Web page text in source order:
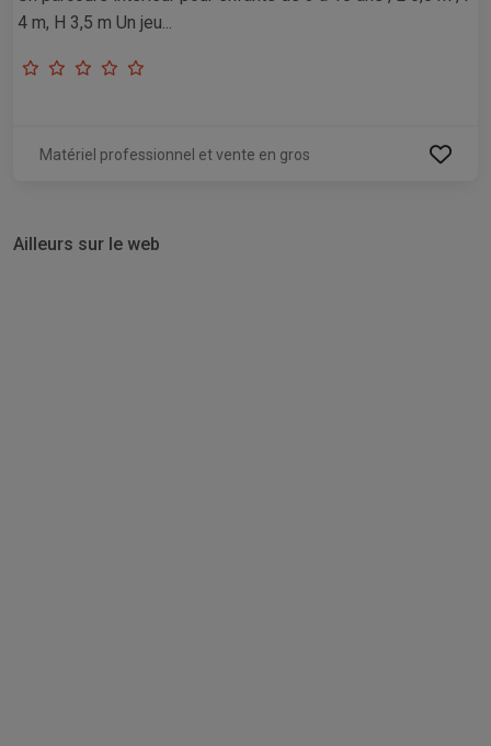
4 m, H 3,5 m Un jeu...
Matériel professionnel et vente en gros
Ailleurs sur le web